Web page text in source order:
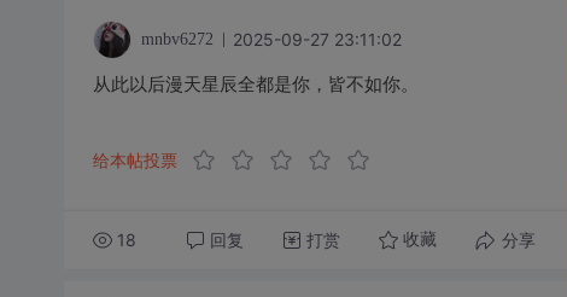
mnbv6272 2025-09-27 23:11:02
从此以后漫天星辰全都是你，皆不如你。
给本帖投票
18 回复 打赏 收藏 分享